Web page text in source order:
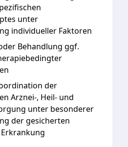
unter
individueller Faktoren
Behandlung ggf.
der
Arznei-, Heil- und
unter besonderer
der gesicherten